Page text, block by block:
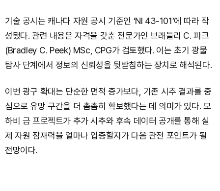
기술 공시는 캐나다 자원 공시 기준인 ‘NI 43-101’에 따라 작
성됐다. 관련 내용은 자격을 갖춘 전문가인 브래들리 C. 피크
(Bradley C. Peek) MSc, CPG가 검토했다. 이는 초기 광물
탐사 단계에서 정보의 신뢰성을 뒷받침하는 장치로 해석된다.
이번 광구 확대는 단순한 면적 증가보다, 기존 시추 결과를 중
심으로 유망 구간을 더 촘촘히 확보했다는 데 의미가 있다. 모
하비 금 프로젝트가 추가 시추와 후속 데이터 공개를 통해 실
제 자원 잠재력을 얼마나 입증할지가 다음 관전 포인트가 될
전망이다.